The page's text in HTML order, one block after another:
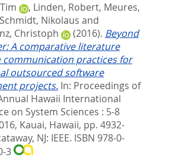
, Linden, Robert, Meures,
Schmidt, Nikolaus and
Christoph
(2016). Beyond
A comparative literature
communication practices for
outsourced software
projects. In: Proceedings of
Hawaii International
on System Sciences : 5-8
Kauai, Hawaii, pp. 4932-
NJ: IEEE. ISBN 978-0-
3